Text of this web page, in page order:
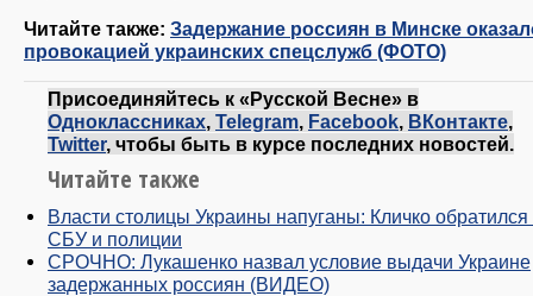
Читайте также: Задержание россиян в Минске
провокацией украинских спецслужб (ФОТО)
Присоединяйтесь к «Русской Весне» в
Одноклассниках, Telegram, Facebook, ВКонтакте,
Twitter, чтобы быть в курсе последних новостей.
Читайте также
Власти столицы Украины напуганы: Кличко обратился
СБУ и полиции
СРОЧНО: Лукашенко назвал условие выдачи Украине
задержанных россиян (ВИДЕО)